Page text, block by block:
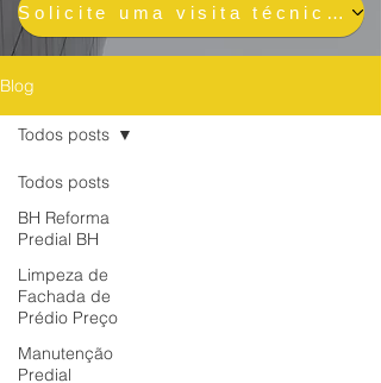
Solicite uma visita técnica gratuita e sem compromisso
Blog
Todos posts
BH Reforma
Predial BH
Limpeza de
Fachada de
Prédio Preço
Manutenção
Predial
Todos posts